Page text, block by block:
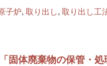
子炉, 取り出し, 取り出し工
固体廃棄物の保管・